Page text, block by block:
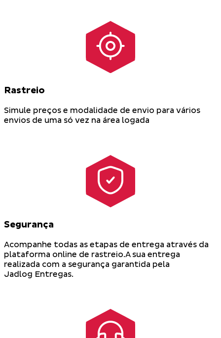
Rastreio
Simule preços e modalidade de envio para vários
envios de uma só vez na área logada
Segurança
Acompanhe todas as etapas de entrega através da
plataforma online de rastreio.A sua entrega
realizada com a segurança garantida pela
Jadlog Entregas.